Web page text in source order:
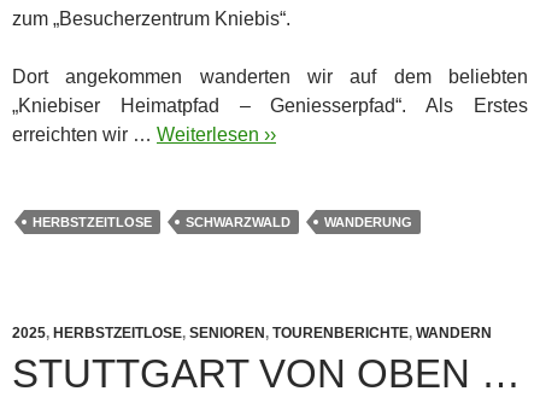
zum „Besucherzentrum Kniebis“.
Dort angekommen wanderten wir auf dem beliebten
„Kniebiser Heimatpfad – Geniesserpfad“. Als Erstes
erreichten wir … Weiterlesen ››
HERBSTZEITLOSE SCHWARZWALD WANDERUNG
2025, HERBSTZEITLOSE, SENIOREN, TOURENBERICHTE, WANDERN
STUTTGART VON OBEN …